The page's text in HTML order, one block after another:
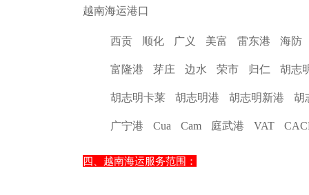
越南海运港口
西贡 顺化 广义 美富 雷东港 海防
富隆港 芽庄 边水 荣市 归仁 胡志
胡志明卡莱 胡志明港 胡志明新港
广宁港 Cua Cam 庭武港 VAT
四、越南海运服务范围：